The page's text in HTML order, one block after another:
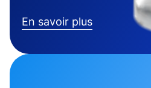
En savoir plus